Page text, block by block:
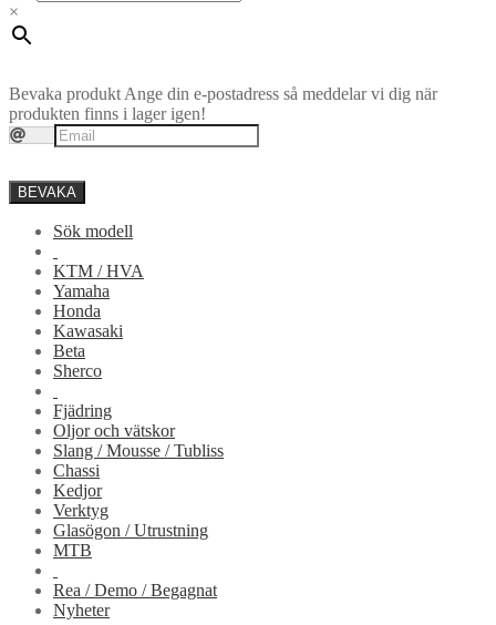
×
Bevaka produkt Ange din e-postadress så meddelar vi dig när
produkten finns i lager igen!
BEVAKA
Sök modell
KTM / HVA
Yamaha
Honda
Kawasaki
Beta
Sherco
Fjädring
Oljor och vätskor
Slang / Mousse / Tubliss
Chassi
Kedjor
Verktyg
Glasögon / Utrustning
MTB
Rea / Demo / Begagnat
Nyheter